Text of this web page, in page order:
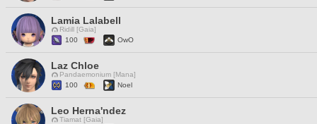
Lamia Lalabell
Ridill [Gaia]
100
OwO
Laz Chloe
Pandaemonium [Mana]
100
Noel
Leo Herna'ndez
Tiamat [Gaia]